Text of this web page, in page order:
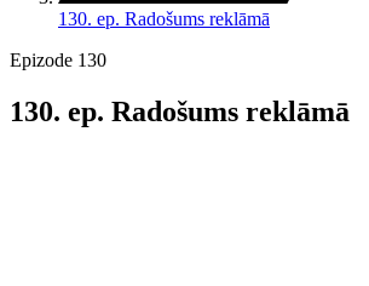
130. ep. Radošums reklāmā
Epizode 130
130. ep. Radošums reklāmā